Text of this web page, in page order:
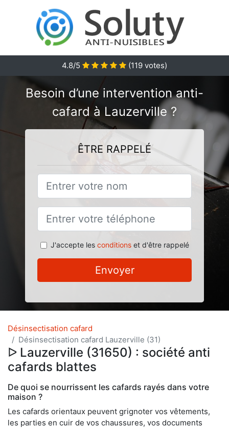
4.8/5 (119 votes)
Besoin d’une intervention anti-
cafard à Lauzerville ?
ÊTRE RAPPELÉ
J'accepte les conditionset d'être rappelé
Envoyer
Désinsectisation cafard
Désinsectisation cafard Lauzerville (31)
ᐅ Lauzerville (31650) : société anti
cafards blattes
De quoi se nourrissent les cafards rayés dans votre
maison ?
Les cafards orientaux peuvent grignoter vos vêtements,
les parties en cuir de vos chaussures, vos documents